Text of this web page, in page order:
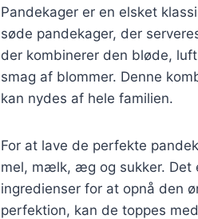
Pandekager er en elsket
søde pandekager, der
der kombinerer den bløde,
smag af blommer. Denne
kan nydes af hele familien.
For at lave de perfekte
mel, mælk, æg og sukker. Det
ingredienser for at opnå den
perfektion, kan de toppes